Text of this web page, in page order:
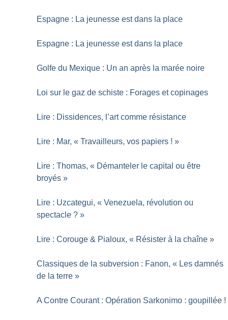
Espagne : La jeunesse est dans la place
Espagne : La jeunesse est dans la place
Golfe du Mexique : Un an après la marée noire
Loi sur le gaz de schiste : Forages et copinages
Lire : Dissidences, l’art comme résistance
Lire : Mar, « Travailleurs, vos papiers ! »
Lire : Thomas, « Démanteler le capital ou être
broyés »
Lire : Uzcategui, « Venezuela, révolution ou
spectacle ? »
Lire : Corouge & Pialoux, « Résister à la chaîne »
Classiques de la subversion : Fanon, « Les damnés
de la terre »
A Contre Courant : Opération Sarkonimo : goupillée !